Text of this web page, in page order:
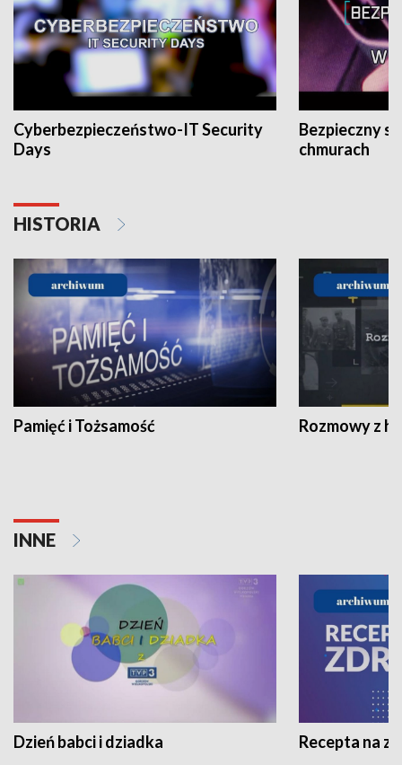
Cyberbezpieczeństwo-IT Security
Days
Bezpieczny
chmurach
HISTORIA
Pamięć i Tożsamość Rozmowy z
INNE
Dzień babci i dziadka Recepta na